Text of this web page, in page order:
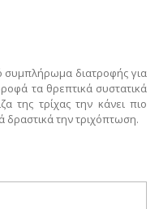
συμπλήρωμα διατροφής για
τα θρεπτικά συστατικά
της τρίχας την κάνει πιο
δραστικά την τριχόπτωση.